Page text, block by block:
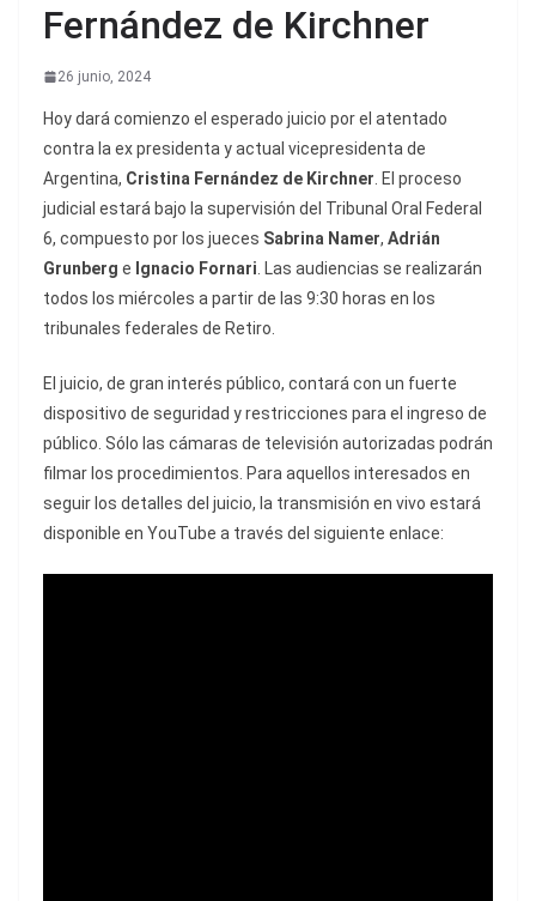
Fernández de Kirchner
26 junio, 2024
Hoy dará comienzo el esperado juicio por el atentado
contra la ex presidenta y actual vicepresidenta de
Argentina, Cristina Fernández de Kirchner . El proceso
judicial estará bajo la supervisión del Tribunal Oral Federal
6, compuesto por los jueces Sabrina Namer, Adrián
Grunberg e Ignacio Fornari . Las audiencias se realizarán
todos los miércoles a partir de las 9:30 horas en los
tribunales federales de Retiro.
El juicio, de gran interés público, contará con un fuerte
dispositivo de seguridad y restricciones para el ingreso de
público. Sólo las cámaras de televisión autorizadas podrán
filmar los procedimientos. Para aquellos interesados en
seguir los detalles del juicio, la transmisión en vivo estará
disponible en YouTube a través del siguiente enlace: